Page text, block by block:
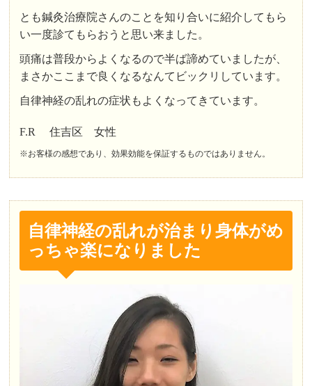
とも鍼灸治療院さんのことを知り合いに紹介してもら
い一度診てもらおうと思い来ました。
頭痛は普段からよくなるので半ば諦めていましたが、
まさかここまで良くなるなんてビックリしています。
自律神経の乱れの症状もよくなってきています。
F.R 住吉区 女性
※お客様の感想であり、効果効能を保証するものではありません。
自律神経の乱れが治まり身体がめ
っちゃ楽になりました